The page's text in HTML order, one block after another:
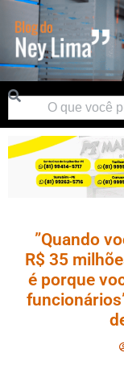
”Quando
R$ 35
é porque